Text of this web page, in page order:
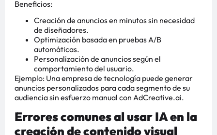
Beneficios:
Creación de anuncios en minutos sin necesidad
de diseñadores.
Optimización basada en pruebas A/B
automáticas.
Personalización de anuncios según el
comportamiento del usuario.
Ejemplo: Una empresa de tecnología puede generar
anuncios personalizados para cada segmento de su
audiencia sin esfuerzo manual con AdCreative.ai.
Errores comunes al usar IA en la
creación de contenido visual